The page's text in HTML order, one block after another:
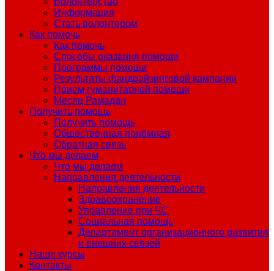
Информация
Стать волонтером
Как помочь
Как помочь
Способы оказания помощи
Программы помощи
Результаты фандрайзинговой кампании
Прием гуманитарной помощи
Месяц Рамадан
Получить помощь
Получить помощь
Общественная приёмная
Обратная связь
Что мы делаем
Что мы делаем
Направления деятельности
Направления деятельности
Здравоохранение
Управление при ЧС
Социальная помощь
Департамент организационного развития
и внешних связей
Наши курсы
Контакты